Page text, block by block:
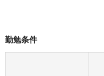
勤勉条件